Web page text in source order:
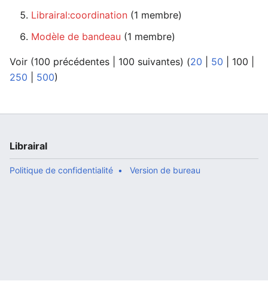
Librairal:coordination ‏‎ (1 membre)
Modèle de bandeau ‏‎ (1 membre)
Voir (100 précédentes 100 suivantes) (20 50 100
250
500)
Librairal
Politique de confidentialité Version de bureau